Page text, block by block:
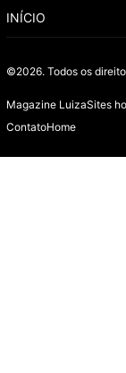
INÍCIO
©2026. Todos os
Magazine LuizaSites
ContatoHome